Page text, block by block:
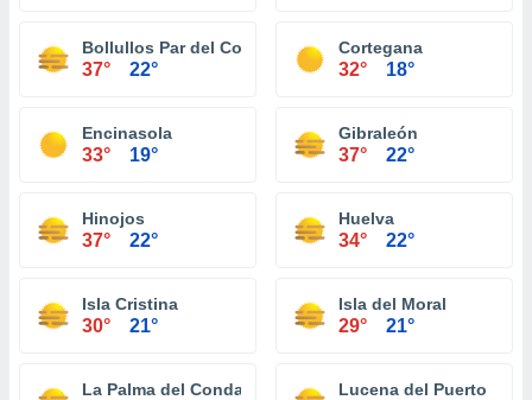
Bollullos Par del Condado
37° 22°
Cortegana
32° 18°
Encinasola
33° 19°
Gibraleón
37° 22°
Hinojos
37° 22°
Huelva
34° 22°
Isla Cristina
30° 21°
Isla del Moral
29° 21°
La Palma del Condado Lucena del Puerto